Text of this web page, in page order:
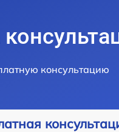
консультацию